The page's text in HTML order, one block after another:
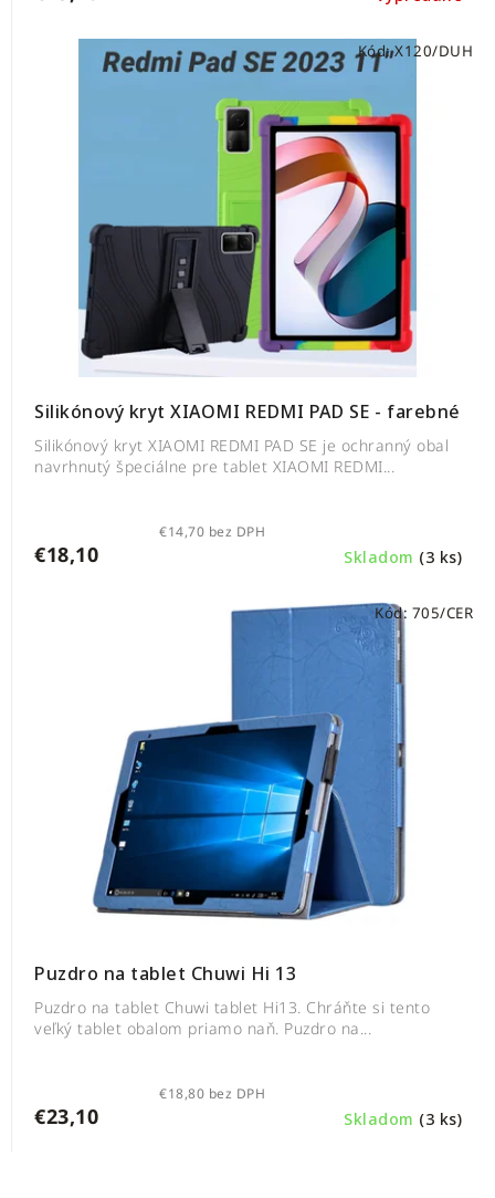
Silikónový kryt XIAOMI REDMI PAD SE - farebné
Skladom (3 ks)
€14,70 bez DPH
€18,10
Silikónový kryt XIAOMI REDMI PAD SE je ochranný obal
navrhnutý špeciálne pre tablet XIAOMI REDMI...
Kód:X120/DUH
Puzdro na tablet Chuwi Hi 13
Skladom (3 ks)
€18,80 bez DPH
€23,10
Puzdro na tablet Chuwi tablet Hi13. Chráňte si tento
veľký tablet obalom priamo naň. Puzdro na...
Kód: 705/CER